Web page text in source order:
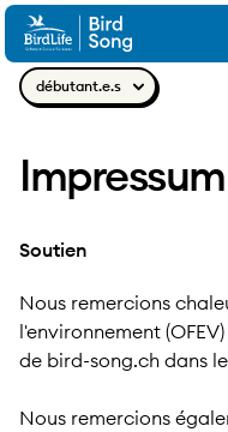
Aller au contenu
débutant.e.s
Impressum
Soutien
Nous remercions
l'environnement
de bird-song.ch dans
Nous remercions